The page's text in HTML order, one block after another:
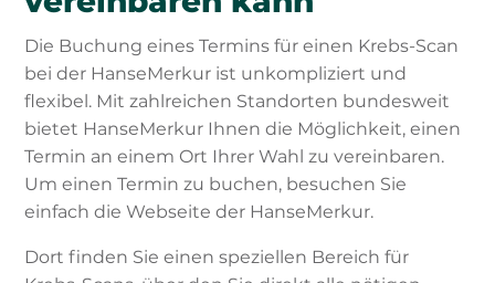
Die Buchung eines Termins für einen Krebs-Scan
bei der HanseMerkur ist unkompliziert und
flexibel. Mit zahlreichen Standorten bundesweit
bietet HanseMerkur Ihnen die Möglichkeit, einen
Termin an einem Ort Ihrer Wahl zu vereinbaren.
Um einen Termin zu buchen, besuchen Sie
einfach die Webseite der HanseMerkur.
Dort finden Sie einen speziellen Bereich für